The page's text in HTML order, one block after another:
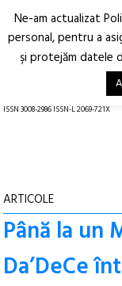
Arhitectură.
Oraș.
ISSN 3008-2986 ISSN-L 2069-721X
ARTICOLE
Până la un
Da’DeCe
Ne-am actualizat
personal, pentru a
şi protejăm datele